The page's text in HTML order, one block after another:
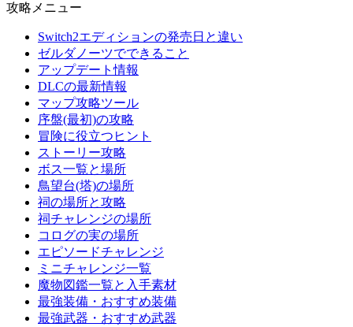
攻略メニュー
Switch2エディションの発売日と違い
ゼルダノーツでできること
アップデート情報
DLCの最新情報
マップ攻略ツール
序盤(最初)の攻略
冒険に役立つヒント
ストーリー攻略
ボス一覧と場所
鳥望台(塔)の場所
祠の場所と攻略
祠チャレンジの場所
コログの実の場所
エピソードチャレンジ
ミニチャレンジ一覧
魔物図鑑一覧と入手素材
最強装備・おすすめ装備
最強武器・おすすめ武器